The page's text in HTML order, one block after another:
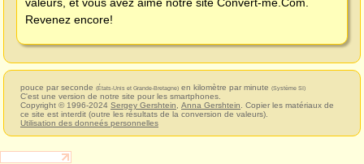
Revenez encore!
pouce par seconde (États-Unis et Grande-Bretagne) en kilomètre par minute (Système SI)
C'est une version de notre site pour les smartphones.
Copyright © 1996-2024 Sergey Gershtein Anna Gershtein . Copier les matériaux de
ce site est interdit (outre les résultats de la conversion de valeurs).
Utilisation des donneés personnelles